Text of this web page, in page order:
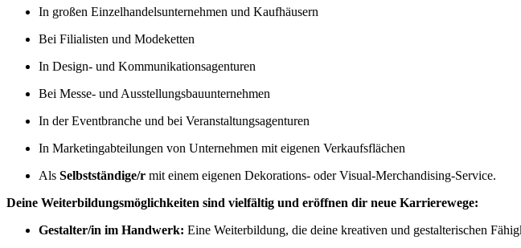
In großen Einzelhandelsunternehmen und Kaufhäusern
Bei Filialisten und Modeketten
In Design- und Kommunikationsagenturen
Bei Messe- und Ausstellungsbauunternehmen
In der Eventbranche und bei Veranstaltungsagenturen
In Marketingabteilungen von Unternehmen mit eigenen Verkaufsflächen
Als Selbstständige/r mit einem eigenen Dekorations- oder Visual-Merchandising-Service.
Deine Weiterbildungsmöglichkeiten sind vielfältig und eröffnen dir neue Karrierewege:
Gestalter/in im Handwerk: Eine Weiterbildung, die deine kreativen und gestalterischen